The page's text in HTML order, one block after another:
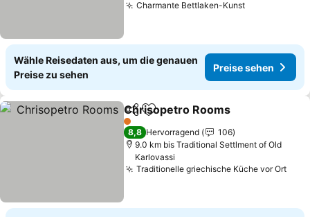
Charmante Bettlaken-Kunst
Wähle Reisedaten aus, um die genauen
Preise zu sehen
Preise sehen
TeilenZu Favoriten hinzufügen
Chrisopetro Rooms
1 Sterne
8,8 Hervorragend
106
9.0 km bis Traditional Settlment of Old
Karlovassi
Traditionelle griechische Küche vor Ort